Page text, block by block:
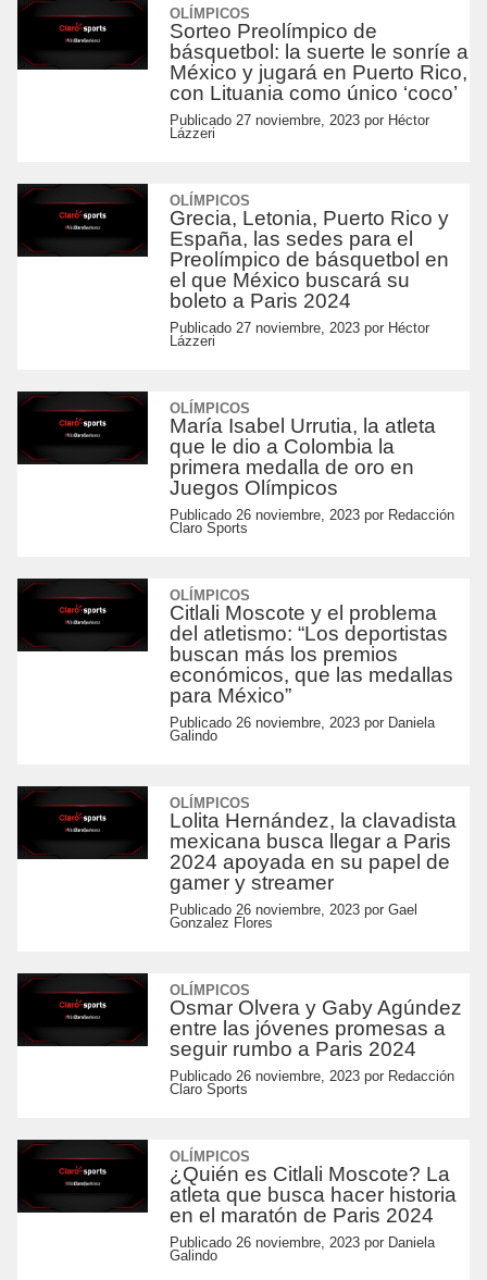
OLÍMPICOS
Sorteo Preolímpico de
básquetbol: la suerte le sonríe a
México y jugará en Puerto Rico,
con Lituania como único ‘coco’
Publicado 27 noviembre, 2023por Héctor
Lázzeri
OLÍMPICOS
Grecia, Letonia, Puerto Rico y
España, las sedes para el
Preolímpico de básquetbol en
el que México buscará su
boleto a Paris 2024
Publicado 27 noviembre, 2023por Héctor
Lázzeri
OLÍMPICOS
María Isabel Urrutia, la atleta
que le dio a Colombia la
primera medalla de oro en
Juegos Olímpicos
Publicado 26 noviembre, 2023por Redacción
Claro Sports
OLÍMPICOS
Citlali Moscote y el problema
del atletismo: “Los deportistas
buscan más los premios
económicos, que las medallas
para México”
Publicado 26 noviembre, 2023por Daniela
Galindo
OLÍMPICOS
Lolita Hernández, la clavadista
mexicana busca llegar a Paris
2024 apoyada en su papel de
gamer y streamer
Publicado 26 noviembre, 2023por Gael
Gonzalez Flores
OLÍMPICOS
Osmar Olvera y Gaby Agúndez
entre las jóvenes promesas a
seguir rumbo a Paris 2024
Publicado 26 noviembre, 2023por Redacción
Claro Sports
OLÍMPICOS
¿Quién es Citlali Moscote? La
atleta que busca hacer historia
en el maratón de Paris 2024
Publicado 26 noviembre, 2023por Daniela
Galindo